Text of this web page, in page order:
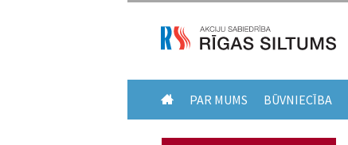
PAR MUMS BŪVNIECĪBA